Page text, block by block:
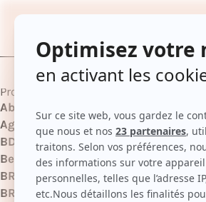
Product Collections
Absolut Repair
Agathe
BDR-|Terre D'Oc products
Beauty Days products
BRD-IDrinklife products
BRD-SVR|Gamme Sebiaclear products